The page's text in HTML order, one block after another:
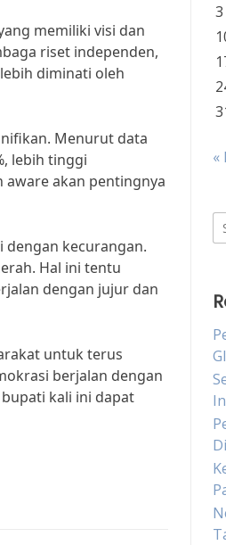
memiliki visi dan
riset independen,
diminati oleh
Menurut data
lebih tinggi
aware akan pentingnya
kecurangan.
Hal ini tentu
dengan jujur dan
untuk terus
berjalan dengan
kali ini dapat
3
«